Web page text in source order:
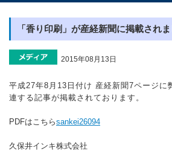
「香り印刷」が産経新聞に掲載され
2015年08月13日
平成27年8月13日付け 産経新聞7ページに
連する記事が掲載されております。
PDFはこちらsankei26094
久保井インキ株式会社